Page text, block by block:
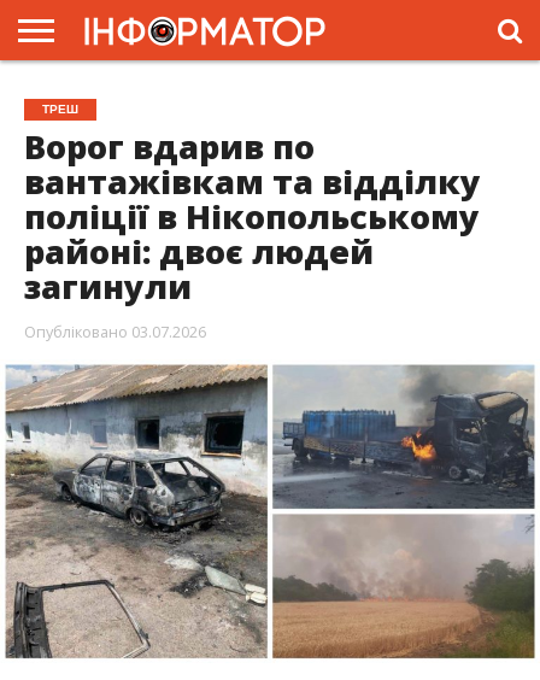
ГОЛОВНА
ЖИТТЯ
ВЛАДА
ГРОШІ
ТРЕШ
ПРЕС-
РЕЛІЗИ
РЕКЛАМА
ПРОЕКТИ
ТРЕШ
Ворог вдарив по
вантажівкам та відділку
поліції в Нікопольському
районі: двоє людей
загинули
Опубліковано 03.07.2026